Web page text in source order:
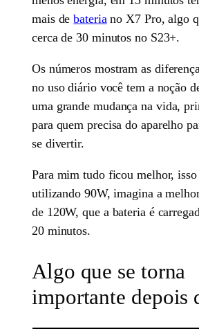
mais debateria no X7 Pro, algo
cerca de 30 minutos no S23+.
Os números mostram as
no uso diário você tem a noção
uma grande mudança na vida,
para quem precisa do aparelho
se divertir.
Para mim tudo ficou melhor, isso
utilizando 90W, imagina a
de 120W, que a bateria é
20 minutos.
Algo que se torna
importante depois